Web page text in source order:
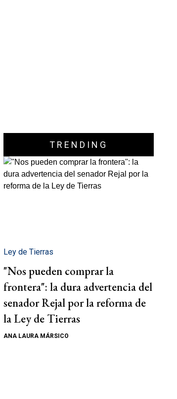
TRENDING
Ley de Tierras
"Nos pueden comprar la
frontera": la dura advertencia del
senador Rejal por la reforma de
la Ley de Tierras
ANA LAURA MÁRSICO